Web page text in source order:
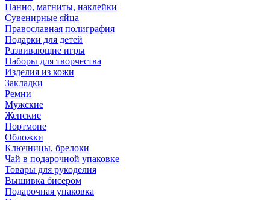
Панно, магниты, наклейки
Сувенирные яйца
Православная полиграфия
Подарки для детей
Развивающие игры
Наборы для творчества
Изделия из кожи
Закладки
Ремни
Мужские
Женские
Портмоне
Обложки
Ключницы, брелоки
Чай в подарочной упаковке
Товары для рукоделия
Вышивка бисером
Подарочная упаковка